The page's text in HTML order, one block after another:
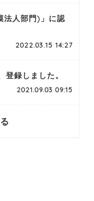
法人部門)」に認
2022.03.15 14:27
録しました。
2021.09.03 09:15